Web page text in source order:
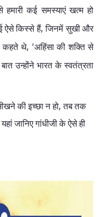
हमारी कई समस्याएं खत्म हो
ऐसे किस्से हैं,जिनमें सुखी और
कहते थे, 'अहिंसा की शक्ति से
उन्होंने भारत के स्वतंत्रता
की इच्छा न हो,तब तक
जानिए गांधीजी के ऐसे ही